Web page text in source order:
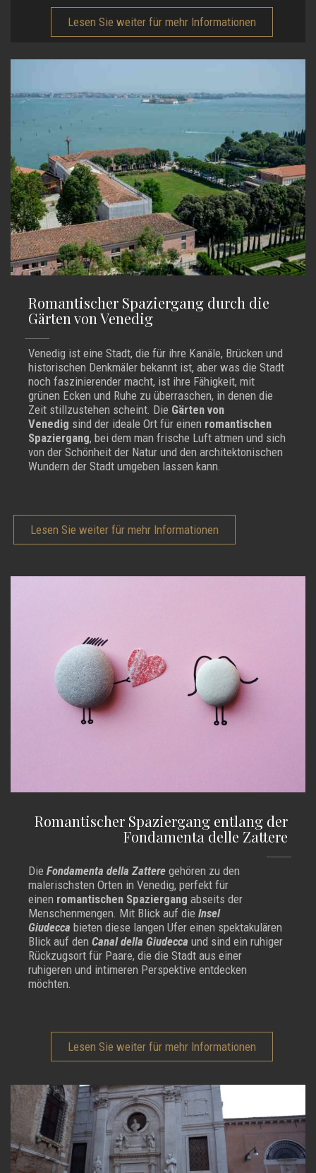
Lesen Sie weiter für mehr Informationen
Romantischer Spaziergang durch die
Gärten von Venedig
Venedig ist eine Stadt, die für ihre Kanäle, Brücken und
historischen Denkmäler bekannt ist, aber was die Stadt
noch faszinierender macht, ist ihre Fähigkeit, mit
grünen Ecken und Ruhe zu überraschen, in denen die
Zeit stillzustehen scheint. Die Gärten von
Venedig sind der ideale Ort für einen romantischen
Spaziergang, bei dem man frische Luft atmen und sich
von der Schönheit der Natur und den architektonischen
Wundern der Stadt umgeben lassen kann.
Lesen Sie weiter für mehr Informationen
Romantischer Spaziergang entlang der
Fondamenta delle Zattere
DieFondamenta della Zattere gehören zu den
malerischsten Orten in Venedig, perfekt für
einen romantischen Spaziergang abseits der
Menschenmengen. Mit Blick auf dieInsel
Giudecca bieten diese langen Ufer einen spektakulären
Blick auf denCanal della Giudecca und sind ein ruhiger
Rückzugsort für Paare, die die Stadt aus einer
ruhigeren und intimeren Perspektive entdecken
möchten.
Lesen Sie weiter für mehr Informationen